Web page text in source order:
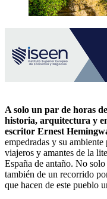
A solo un par de horas
historia, arquitectura y
escritor Ernest
empedradas y su
viajeros y amantes de la
España de antaño. No
también de un recorrido
que hacen de este pueblo